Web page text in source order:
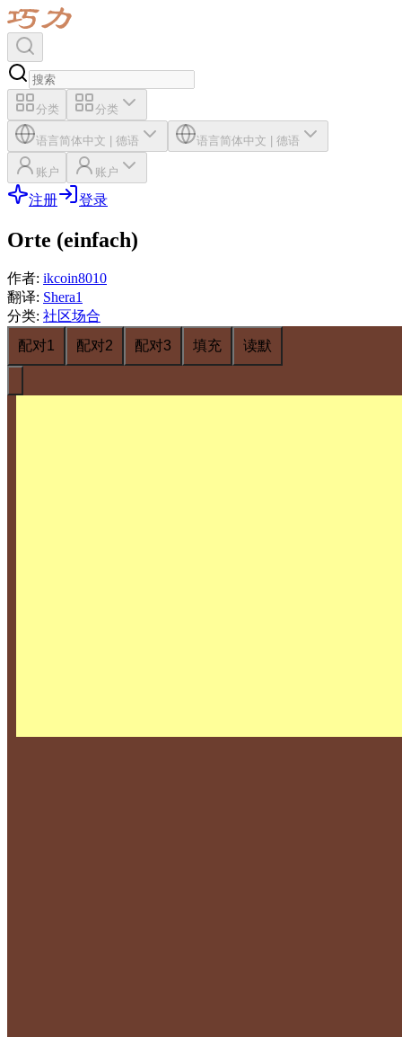
分类 分类
语言简体中文 | 德语 语言简体中文 | 德语
账户 账户
注册 登录
Orte (einfach)
作者: ikcoin8010
翻译: Shera1
分类: 社区场合
配对1
配对2 配对3 填充 读默